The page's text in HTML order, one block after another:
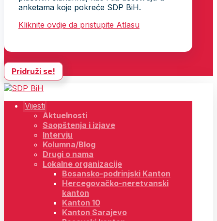
anketama koje pokreće SDP BiH.
Kliknite ovdje da pristupite Atlasu
Pridruži se!
Vijesti
Aktuelnosti
Saopštenja i izjave
Intervju
Kolumna/Blog
Drugi o nama
Lokalne organizacije
Bosansko-podrinjski Kanton
Hercegovačko-neretvanski
kanton
Kanton 10
Kanton Sarajevo